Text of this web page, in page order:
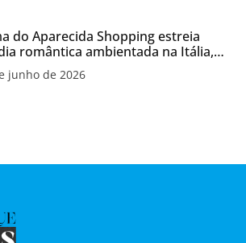
do Aparecida Shopping estreia
romântica ambientada na Itália,
lança promoção para o Dia dos
junho de 2026